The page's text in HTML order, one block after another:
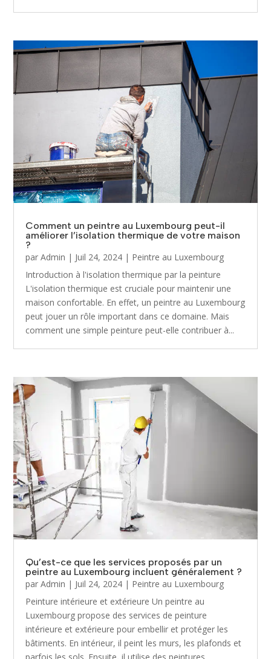
Comment un peintre au Luxembourg peut-il
améliorer l’isolation thermique de votre maison
?
parAdmin | Juil 24, 2024 | Peintre au Luxembourg
Introduction à l'isolation thermique par la peinture
L'isolation thermique est cruciale pour maintenir une
maison confortable. En effet, un peintre au Luxembourg
peut jouer un rôle important dans ce domaine. Mais
comment une simple peinture peut-elle contribuer à...
Qu’est-ce que les services proposés par un
peintre au Luxembourg incluent généralement ?
parAdmin | Juil 24, 2024 | Peintre au Luxembourg
Peinture intérieure et extérieure Un peintre au
Luxembourg propose des services de peinture
intérieure et extérieure pour embellir et protéger les
bâtiments. En intérieur, il peint les murs, les plafonds et